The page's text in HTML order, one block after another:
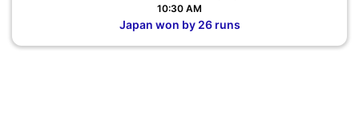
10:30 AM
Japan won by 26 runs